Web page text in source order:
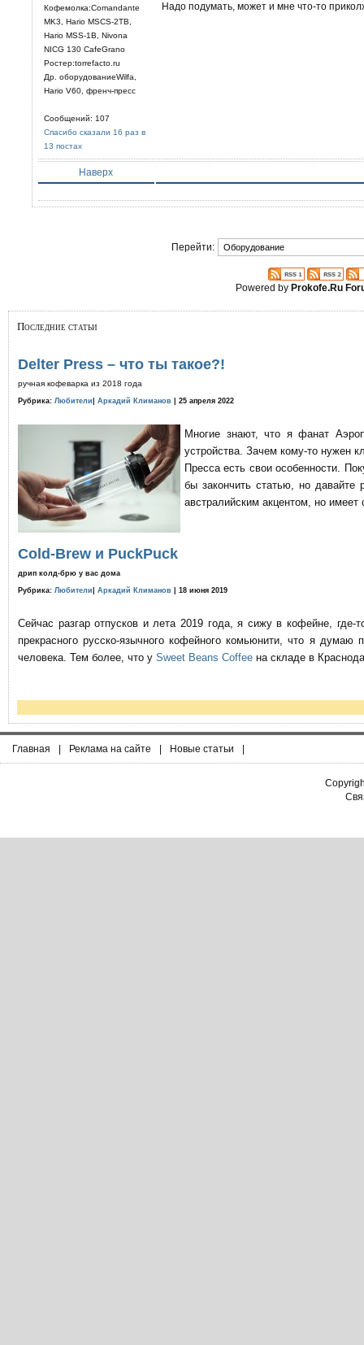
Кофемолка:Comandante
MK3, Hario MSCS-2TB,
Hario MSS-1B, Nivona
NICG 130 CafeGrano
Ростер:torrefacto.ru
Др. оборудованиеWilfa,
Hario V60, френч-пресс
Сообщений: 107
Спасибо сказали 16 раз в
13 постах
Надо подумать, может и мне что-то
Наверх
Перейти:
Powered byProkofe.Ru
Последние статьи
Delter Press – что ты такое?!
ручная кофеварка из 2018 года
Рубрика: Любители Аркадий Климанов | 25 апреля 2022
Многие знают, что я фанат
устройства. Зачем кому-то нужен
Пресса есть свои особенности.
бы закончить статью, но давайте
австралийским акцентом, но имеет
Cold-Brew и PuckPuck
дрип колд-брю у вас дома
Рубрика: Любители Аркадий Климанов | 18 июня 2019
Сейчас разгар отпусков и лета 2019 года, я сижу в кофейне,
прекрасного русско-язычного кофейного комьюнити, что я
человека. Тем более, что у Sweet Beans Coffee на складе в
Главная | Реклама на сайте | Новые статьи |